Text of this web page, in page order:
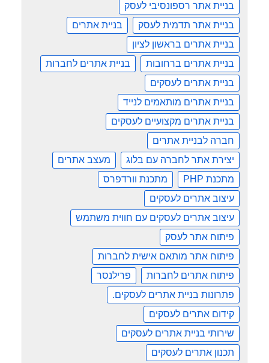
בניית אתר רספונסיבי לעסק
בניית אתר תדמית לעסק
בניית אתרים
בניית אתרים בראשון לציון
בניית אתרים ברחובות
בניית אתרים לחברות
בניית אתרים לעסקים
בניית אתרים מותאמים לנייד
בניית אתרים מקצועיים לעסקים
חברה לבניית אתרים
יצירת אתר לחברה עם בלוג
מעצב אתרים
מתכנת PHP
מתכנת וורדפרס
עיצוב אתרים לעסקים
עיצוב אתרים לעסקים עם חווית משתמש
פיתוח אתר לעסק
פיתוח אתר מותאם אישית לחברות
פיתוח אתרים לחברות
פרילנסר
פתרונות בניית אתרים לעסקים.
קידום אתרים לעסקים
שירותי בניית אתרים לעסקים
תכנון אתרים לעסקים